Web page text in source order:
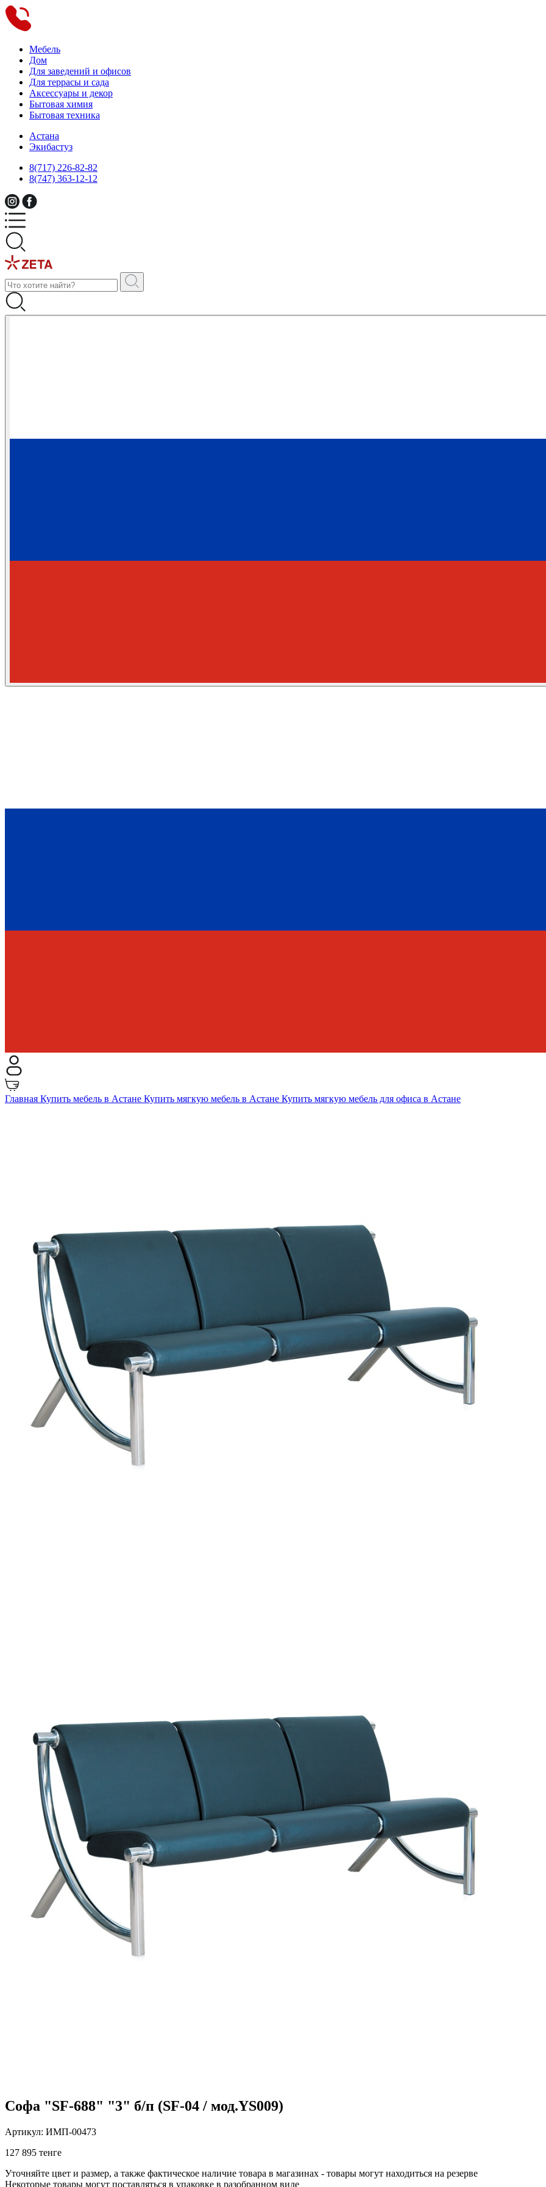
Мебель
Дом
Для заведений и офисов
Для террасы и сада
Аксессуары и декор
Бытовая химия
Бытовая техника
Астана
Экибастуз
8(717) 226-82-82
8(747) 363-12-12
Главная Купить мебель в Астане Купить мягкую мебель в Астане Купить мягкую мебель для офиса в Астане
Софа "SF-688" "3" б/п (SF-04 / мод.YS009)
Артикул: ИМП-00473
127 895 тенге
Уточняйте цвет и размер, а также фактическое наличие товара в магазинах - товары могут находиться на резерве
Некоторые товары могут поставляться в упаковке в разобранном виде